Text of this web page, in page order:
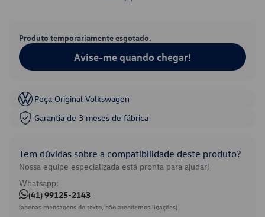
Produto temporariamente esgotado.
Avise-me quando chegar!
Peça Original Volkswagen
Garantia de 3 meses de fábrica
Tem dúvidas sobre a compatibilidade deste produto?
Nossa equipe especializada está pronta para ajudar!
Whatsapp:
(41) 99125-2143
(apenas mensagens de texto, não atendemos ligações)